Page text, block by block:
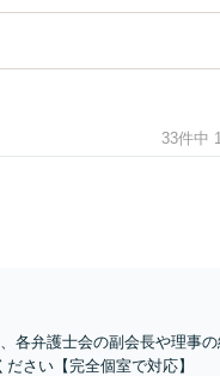
33件中
各弁護士会の副会長や理事
さい【完全個室で対応】